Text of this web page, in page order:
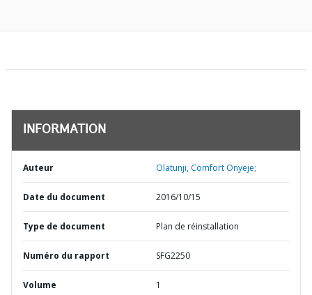
INFORMATION
Auteur Olatunji, Comfort Onyeje;
Date du document 2016/10/15
Type de document Plan de réinstallation
Numéro du rapport SFG2250
Volume 1